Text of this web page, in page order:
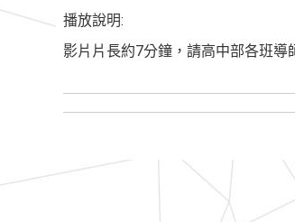
播放說明:
影片片長約7分鐘，請高中部各班導